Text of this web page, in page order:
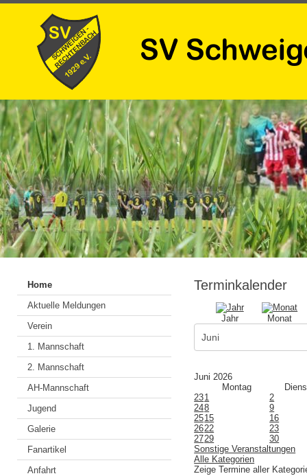
Home
Aktuelle Meldungen
Verein
1. Mannschaft
2. Mannschaft
AH-Mannschaft
Jugend
Galerie
Fanartikel
Anfahrt
Terminkalender
Jahr Monat
Juni 2026
Montag
231
2
248
9
2515
16
2622
23
2729
30
Sonstige Veranstaltungen
Alle Kategorien
Zeige Termine aller